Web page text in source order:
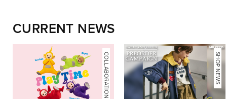
CURRENT NEWS
COLLABORATION NEWS
SHOP NEWS